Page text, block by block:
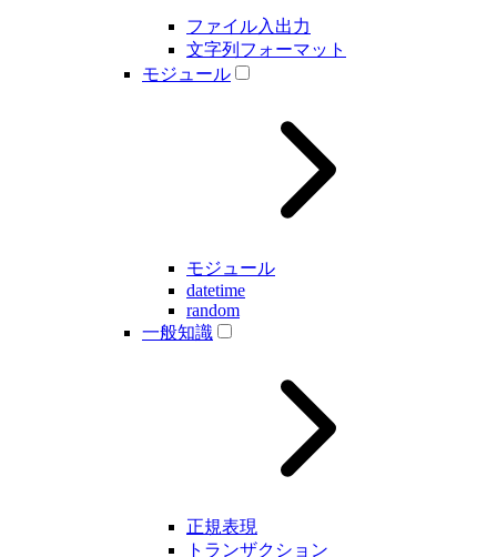
ファイル入出力
文字列フォーマット
モジュール
モジュール
datetime
random
一般知識
正規表現
トランザクション